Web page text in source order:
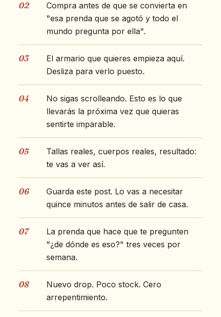
02
Compra antes de que se convierta en
"esa prenda que se agotó y todo el
mundo pregunta por ella".
03
El armario que quieres empieza aquí.
Desliza para verlo puesto.
04
No sigas scrolleando. Esto es lo que
llevarás la próxima vez que quieras
sentirte imparable.
05
Tallas reales, cuerpos reales, resultado:
te vas a ver así.
06
Guarda este post. Lo vas a necesitar
quince minutos antes de salir de casa.
07
La prenda que hace que te pregunten
"¿de dónde es eso?" tres veces por
semana.
08
Nuevo drop. Poco stock. Cero
arrepentimiento.